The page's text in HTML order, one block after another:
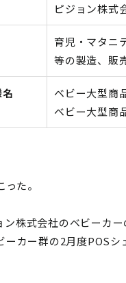
ピジョン株式
育児・マタニ
等の製造、販
ベビー大型商
ベビー大型商
た。
ン株式会社のベビーカ
カー群の2月度POSシ